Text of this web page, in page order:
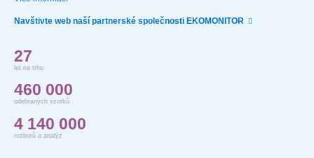
Navštivte web naší partnerské společnosti EKOMONITOR
27
let na trhu
460 000
odebraných vzorků
4 140 000
rozborů a analýz